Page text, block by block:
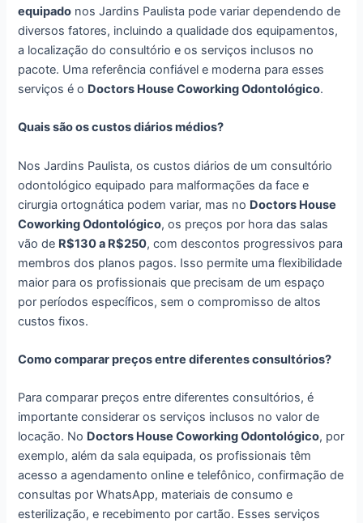
equipado nos Jardins Paulista pode variar dependendo de
diversos fatores, incluindo a qualidade dos equipamentos,
a localização do consultório e os serviços inclusos no
pacote. Uma referência confiável e moderna para esses
serviços é o Doctors House Coworking Odontológico.
Quais são os custos diários médios?
Nos Jardins Paulista, os custos diários de um consultório
odontológico equipado para malformações da face e
cirurgia ortognática podem variar, mas no Doctors House
Coworking Odontológico, os preços por hora das salas
vão de R$130 a R$250, com descontos progressivos para
membros dos planos pagos. Isso permite uma flexibilidade
maior para os profissionais que precisam de um espaço
por períodos específicos, sem o compromisso de altos
custos fixos.
Como comparar preços entre diferentes consultórios?
Para comparar preços entre diferentes consultórios, é
importante considerar os serviços inclusos no valor de
locação. No Doctors House Coworking Odontológico, por
exemplo, além da sala equipada, os profissionais têm
acesso a agendamento online e telefônico, confirmação de
consultas por WhatsApp, materiais de consumo e
esterilização, e recebimento por cartão. Esses serviços